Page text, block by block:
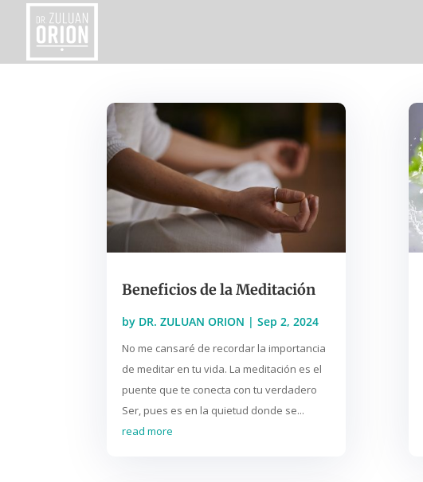
Beneficios de la Meditación
by DR. ZULUAN ORION |Sep 2, 2024
No me cansaré de recordar la importancia
de meditar en tu vida. La meditación es el
puente que te conecta con tu verdadero
Ser, pues es en la quietud donde se...
read more